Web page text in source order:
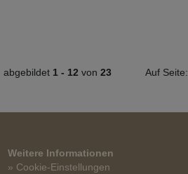
abgebildet 1 - 12 von 23 Auf Seite:
Weitere Informationen
» Cookie-Einstellungen